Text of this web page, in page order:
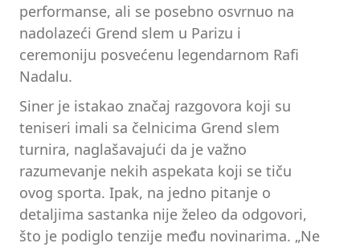
performanse, ali se posebno osvrnuo na
nadolazeći Grend slem u Parizu i
ceremoniju posvećenu legendarnom Rafi
Nadalu.
Siner je istakao značaj razgovora koji su
teniseri imali sa čelnicima Grend slem
turnira, naglašavajući da je važno
razumevanje nekih aspekata koji se tiču
ovog sporta. Ipak, na jedno pitanje o
detaljima sastanka nije želeo da odgovori,
što je podiglo tenzije među novinarima. „Ne